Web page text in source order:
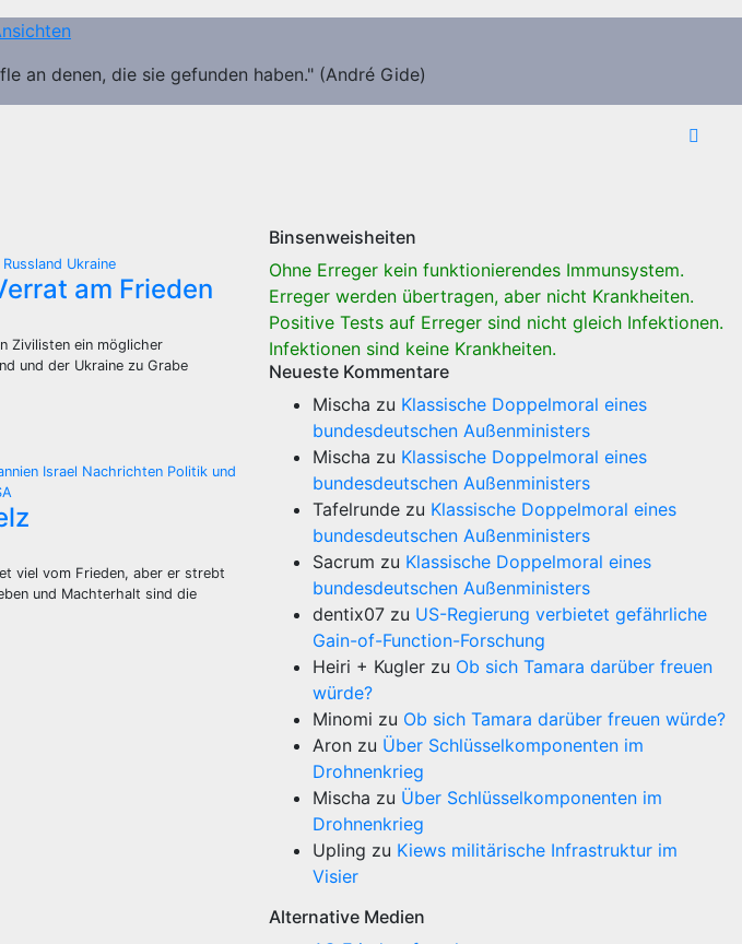
an denen, die sie gefunden haben." (André Gide)
Russland Ukraine
am Frieden
Zivilisten ein möglicher
und der Ukraine zu Grabe
Israel Nachrichten Politik und
viel vom Frieden, aber er strebt
und Machterhalt sind die
Binsenweisheiten
Ohne Erreger kein funktionierendes Immunsystem.
Erreger werden übertragen, aber nicht Krankheiten.
Positive Tests auf Erreger sind nicht gleich Infektionen.
Infektionen sind keine Krankheiten.
Neueste Kommentare
Mischa zu Klassische Doppelmoral eines
bundesdeutschen Außenministers
Mischa zu Klassische Doppelmoral eines
bundesdeutschen Außenministers
Tafelrunde zu Klassische Doppelmoral eines
bundesdeutschen Außenministers
Sacrum zu Klassische Doppelmoral eines
bundesdeutschen Außenministers
dentix07 zu US-Regierung verbietet gefährliche
Gain-of-Function-Forschung
Heiri + Kugler zu Ob sich Tamara darüber freuen
würde?
Minomi zu Ob sich Tamara darüber freuen würde?
Aron zu Über Schlüsselkomponenten im
Drohnenkrieg
Mischa zu Über Schlüsselkomponenten im
Drohnenkrieg
Upling zu Kiews militärische Infrastruktur im
Visier
Alternative Medien